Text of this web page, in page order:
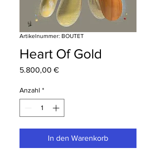
Artikelnummer: BOUTET
Heart Of Gold
5.800,00 €Preis
Anzahl *
In den Warenkorb